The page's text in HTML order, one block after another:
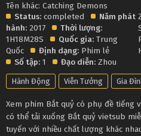
Tên khác: Catching Demons
Status: completed
Năm phát
hành: 2017
Thời lượng:
1H18M28S
Quốc gia: Trung
Quốc
Định dạng: Phim lẻ
Số tập: 1 Đạo diễn: Zhou
Hành Động Viễn Tưởng Gia
Xem phim Bắt quỷ có phụ đề tiếng
có thể tải xuống Bắt quỷ vietsub
tuyến với nhiều chất lượng khác